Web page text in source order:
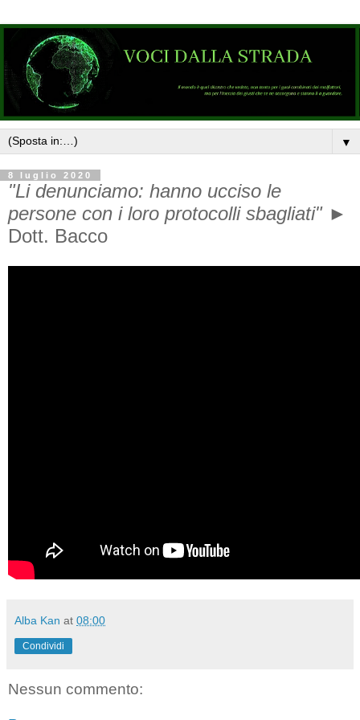
▼
8 luglio 2020
"Li denunciamo: hanno ucciso le
persone con i loro protocolli sbagliati"►
Dott. Bacco
Alba Kan at 08:00
Condividi
Nessun commento: